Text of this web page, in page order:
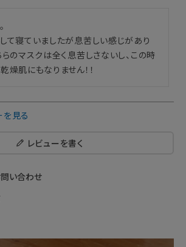
て寝ていましたが息苦しい感じがあり
らのマスクは全く息苦しさないし、この時
燥肌にもなりません！！
を見る
レビューを書く
い合わせ